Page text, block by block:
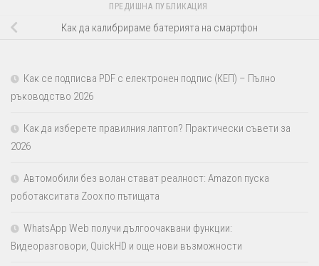
ПРЕДИШНА ПУБЛИКАЦИЯ
Как да калибрираме батерията на смартфон
Как се подписва PDF с електронен подпис (КЕП) – Пълно
ръководство 2026
Как да изберете правилния лаптоп? Практически съвети за
2026
Автомобили без волан стават реалност: Amazon пуска
роботакситата Zoox по пътищата
WhatsApp Web получи дългоочаквани функции:
Видеоразговори, QuickHD и още нови възможности